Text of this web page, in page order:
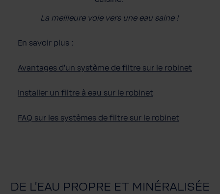
La meilleure voie vers une eau saine!
En savoir plus :
Avantages d'un système de filtre sur le robinet
Installer un filtre à eau sur le robinet
FAQ sur les systèmes de filtre sur le robinet
DE L'EAU PROPRE ET MINÉRALISÉE